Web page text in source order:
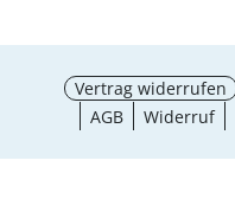
Vertrag widerrufen
AGB
Widerruf